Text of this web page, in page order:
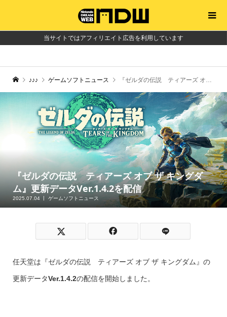
当サイトではアフィリエイト広告を利用しています
♪♪♪ ゲームソフトニュース 『ゼルダの伝説 ティアーズ オブ ザ キングダム』更新データVer.1.4.2を配信
『ゼルダの伝説 ティアーズ オブ ザ キングダ
ム』更新データVer.1.4.2を配信
2025.07.04 ゲームソフトニュース
任天堂は『ゼルダの伝説 ティアーズ オブ ザ キングダム』の
更新データVer.1.4.2の配信を開始しました。